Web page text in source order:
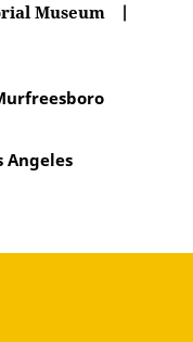
Museum
|